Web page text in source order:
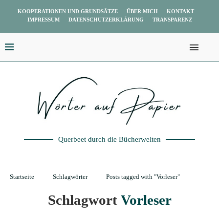
KOOPERATIONEN UND GRUNDSÄTZE ÜBER MICH
KONTAKT
IMPRESSUM
DATENSCHUTZERKLÄRUNG TRANSPARENZ
Querbeet durch die Bücherwelten
Startseite Schlagwörter Posts tagged with "Vorleser"
Schlagwort Vorleser